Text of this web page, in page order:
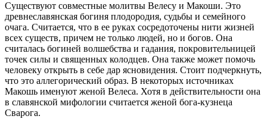
Существуют совместные молитвы Велесу и Макоши. Это
древнеславянская богиня плодородия, судьбы и семейного
очага. Считается, что в ее руках сосредоточены нити жизней
всех существ, причем не только людей, но и богов. Она
считалась богиней волшебства и гадания, покровительницей
точек силы и священных колодцев. Она также может помочь
человеку открыть в себе дар ясновидения. Стоит подчеркнуть,
что это аллегорический образ. В некоторых источниках
Макошь именуют женой Велеса. Хотя в действительности она
в славянской мифологии считается женой бога-кузнеца
Сварога.